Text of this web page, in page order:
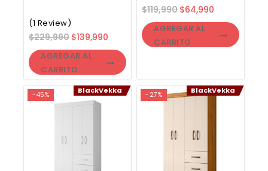
(1 Review)
$229,990 $139,990
AGREGAR AL
CARRITO
$119,990 $64,990
AGREGAR AL
CARRITO
-45% BlackVekka -27% BlackVekka